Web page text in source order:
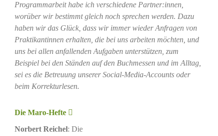
Programmarbeit habe ich verschiedene Partner:innen,
worüber wir bestimmt gleich noch sprechen werden. Dazu
haben wir das Glück, dass wir immer wieder Anfragen von
Praktikantinnen erhalten, die bei uns arbeiten möchten, und
uns bei allen anfallenden Aufgaben unterstützen, zum
Beispiel bei den Ständen auf den Buchmessen und im Alltag,
sei es die Betreuung unserer Social-Media-Accounts oder
beim Korrekturlesen.
Die Maro-Hefte
Norbert Reichel: Die